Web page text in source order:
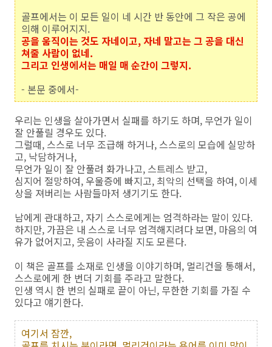
골프에서는 이 모든 일이 네 시간 반 동안에 그 작은 공에
의해 이루어지지.
공을 움직이는 것도 자네이고, 자네 말고는 그 공을 대신
쳐줄 사람이 없네.
그리고 인생에서는 매일 매 순간이 그렇지.
- 본문 중에서-
우리는 인생을 살아가면서 실패를 하기도 하며, 무언가 일이
잘 안풀릴 경우도 있다.
그럴때, 스스로 너무 조급해 하거나, 스스로의 모습에 실망하
고, 낙담하거나,
무언가 일이 잘 안풀려 화가나고, 스트레스 받고,
심지어 절망하여, 우울증에 빠지고, 최악의 선택을 하여, 이세
상을 져버리는 사람들마저 생기기도 한다.
남에게 관대하고, 자기 스스로에게는 엄격하라는 말이 있다.
하지만, 가끔은 내 스스로 너무 엄격해지려다 보면, 마음의 여
유가 없어지고, 웃음이 사라질 지도 모른다.
이 책은 골프를 소재로 인생을 이야기하며, 멀리건을 통해서,
스스로에게 한 번더 기회를 주라고 말한다.
인생 역시 한 번의 실패로 끝이 아닌, 무한한 기회를 가질 수
있다고 얘기한다.
여기서 잠깐,